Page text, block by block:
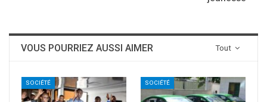
Tout
VOUS POURRIEZ AUSSI AIMER
SOCIÉTÉ SOCIÉTÉ